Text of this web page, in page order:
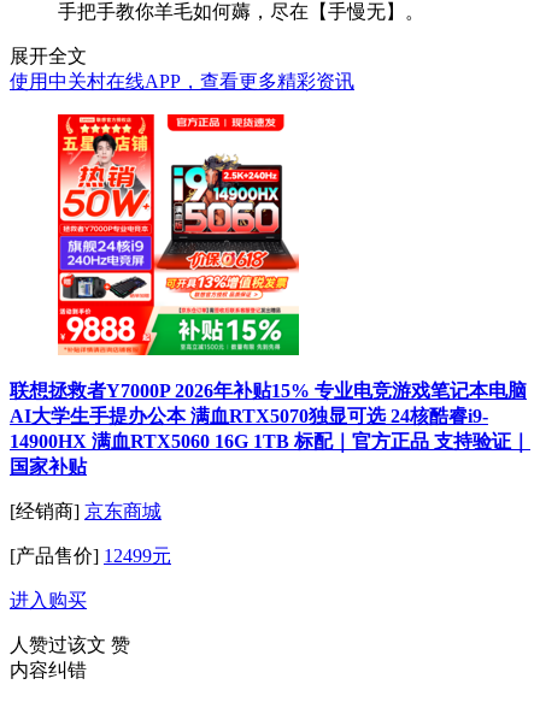
手把手教你羊毛如何薅，尽在【手慢无】。
展开全文
使用中关村在线APP，查看更多精彩资讯
联想拯救者Y7000P 2026年补贴15% 专业电竞游戏笔记本电脑
AI大学生手提办公本 满血RTX5070独显可选 24核酷睿i9-
14900HX 满血RTX5060 16G 1TB 标配｜官方正品 支持验证｜
国家补贴
[经销商] 京东商城
[产品售价] 12499元
进入购买
人赞过该文 赞
内容纠错